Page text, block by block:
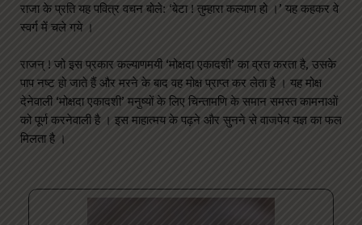
राजा के प्रति यह पवित्र वचन बोले: ‘बेटा ! तुम्हारा कल्याण हो ।’ यह कहकर वे
स्वर्ग में चले गये ।
राजन् ! जो इस प्रकार कल्याणमयी ‘मोक्षदा एकादशी’ का व्रत करता है, उसके
पाप नष्ट हो जाते हैं और मरने के बाद वह मोक्ष प्राप्त कर लेता है । यह मोक्ष
देनेवाली ‘मोक्षदा एकादशी’ मनुष्यों के लिए चिन्तामणि के समान समस्त कामनाओं
को पूर्ण करनेवाली है । इस माहात्मय के पढ़ने और सुनने से वाजपेय यज्ञ का फल
मिलता है ।